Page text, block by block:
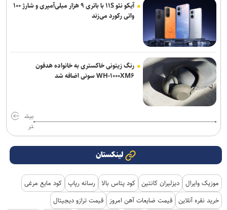
آیکو نئو ۱۱S با باتری ۹ هزار میلی‌آمپری و شارژ ۱۰۰
واتی رکورد می‌زند
رنگ زیتونی خاکستری به خانواده هدفون
WH-۱۰۰۰XM۶ سونی اضافه شد
بیش
تر
لینکستان
موزیک وایرال دیزلیران کانتین کود پتاس بالا رسانه رپاپ کود مایع مرغی
خرید نقره آنلاین قیمت ضایعات آهن امروز
قیمت ترازو دیجیتال